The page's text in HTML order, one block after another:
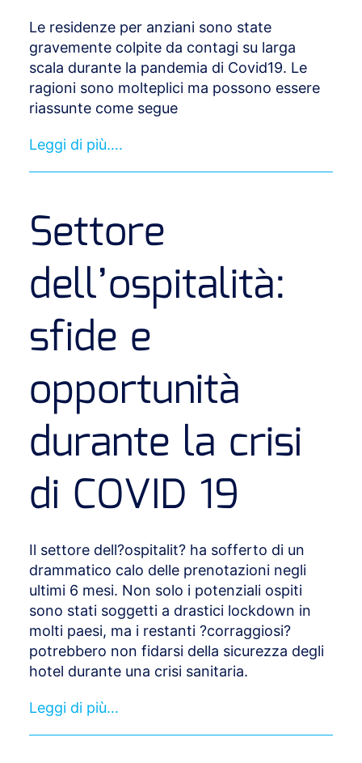
Le residenze per anziani sono state
gravemente colpite da contagi su larga
scala durante la pandemia di Covid19. Le
ragioni sono molteplici ma possono essere
riassunte come segue
Leggi di più….
Settore
dell’ospitalità:
sfide e
opportunità
durante la crisi
di COVID 19
Il settore dell?ospitalit? ha sofferto di un
drammatico calo delle prenotazioni negli
ultimi 6 mesi. Non solo i potenziali ospiti
sono stati soggetti a drastici lockdown in
molti paesi, ma i restanti ?corraggiosi?
potrebbero non fidarsi della sicurezza degli
hotel durante una crisi sanitaria.
Leggi di più…